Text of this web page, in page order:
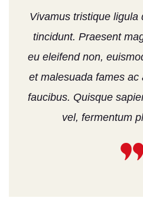
Vivamus tristique ligula
tincidunt. Praesent
eu eleifend non,
et malesuada fames ac
faucibus. Quisque
vel, fermentum